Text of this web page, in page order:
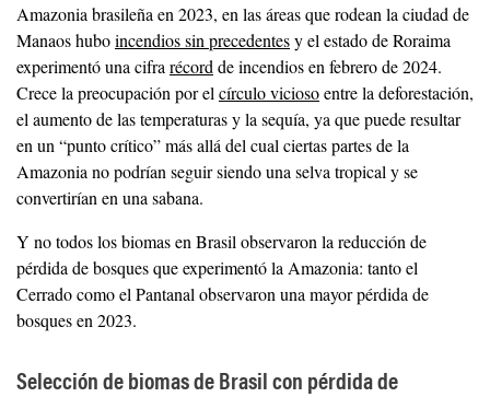
Amazonia brasileña en 2023, en las áreas que rodean la ciudad de
Manaos huboincendios sin precedentesy el estado de Roraima
experimentó una cifra récord de incendios en febrero de 2024.
Crece la preocupación por el círculo viciosoentre la deforestación,
el aumento de las temperaturas y la sequía, ya que puede resultar
en un “punto crítico” más allá del cual ciertas partes de la
Amazonia no podrían seguir siendo una selva tropical y se
convertirían en una sabana.
Y no todos los biomas en Brasil observaron la reducción de
pérdida de bosques que experimentó la Amazonia: tanto el
Cerrado como el Pantanal observaron una mayor pérdida de
bosques en 2023.
Selección de biomas de Brasil con pérdida de